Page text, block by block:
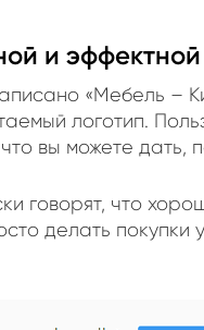
и эффектной
«Мебель –
логотип.
вы можете дать,
говорят, что
делать покупки